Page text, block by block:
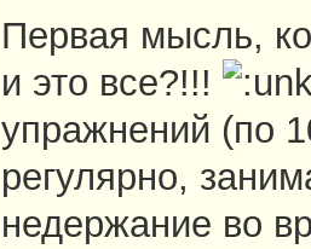
Первая мысль,
и это все?!!!
упражнений (по
регулярно,
недержание во